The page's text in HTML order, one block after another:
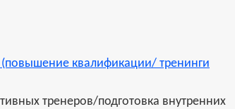
квалификации/ тренинги
тренеров/подготовка внутренних